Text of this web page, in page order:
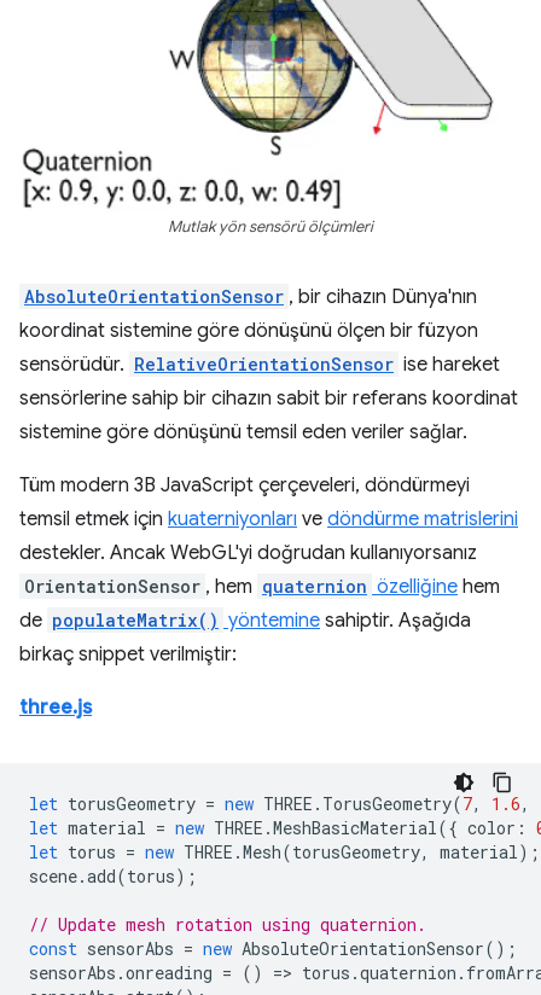
Mutlak yön sensörü ölçümleri
AbsoluteOrientationSensor , bir cihazın Dünya'nın
koordinat sistemine göre dönüşünü ölçen bir füzyon
sensörüdür. RelativeOrientationSensor ise hareket
sensörlerine sahip bir cihazın sabit bir referans koordinat
sistemine göre dönüşünü temsil eden veriler sağlar.
Tüm modern 3B JavaScript çerçeveleri, döndürmeyi
temsil etmek için kuaterniyonları ve döndürme matrislerini
destekler. Ancak WebGL'yi doğrudan kullanıyorsanız
OrientationSensor , hem quaternion özelliğine hem
de populateMatrix() yöntemine sahiptir. Aşağıda
birkaç snippet verilmiştir:
three.js
let torusGeometry = new THREE . TorusGeometry(7, 1.6,
let material = new THREE .MeshBasicMaterial({ color :
let torus = new THREE .Mesh(torusGeometry, material);
scene.add(torus);
// Update mesh rotation using quaternion.
const sensorAbs = new AbsoluteOrientationSensor();
sensorAbs .onreading = () => torus .quaternion .